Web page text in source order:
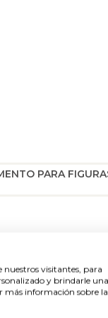
nuestros visitantes, para
y brindarle una
más información sobre